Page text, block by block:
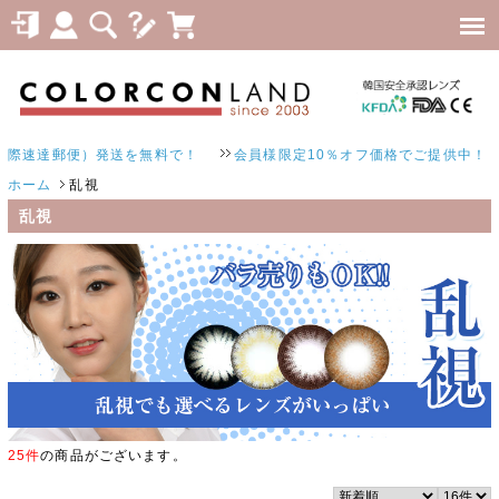
郵便）発送を無料で！ 会員様限定10％オフ価格でご提供中！
ホーム 乱視
乱視
25件の商品がございます。